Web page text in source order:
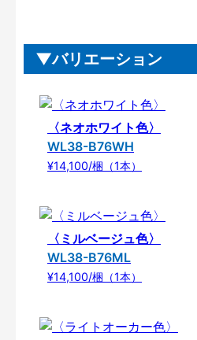
バリエーション
〈ネオホワイト色〉
WL38-B76WH
¥14,100/梱（1本）
〈ミルベージュ色〉
WL38-B76ML
¥14,100/梱（1本）